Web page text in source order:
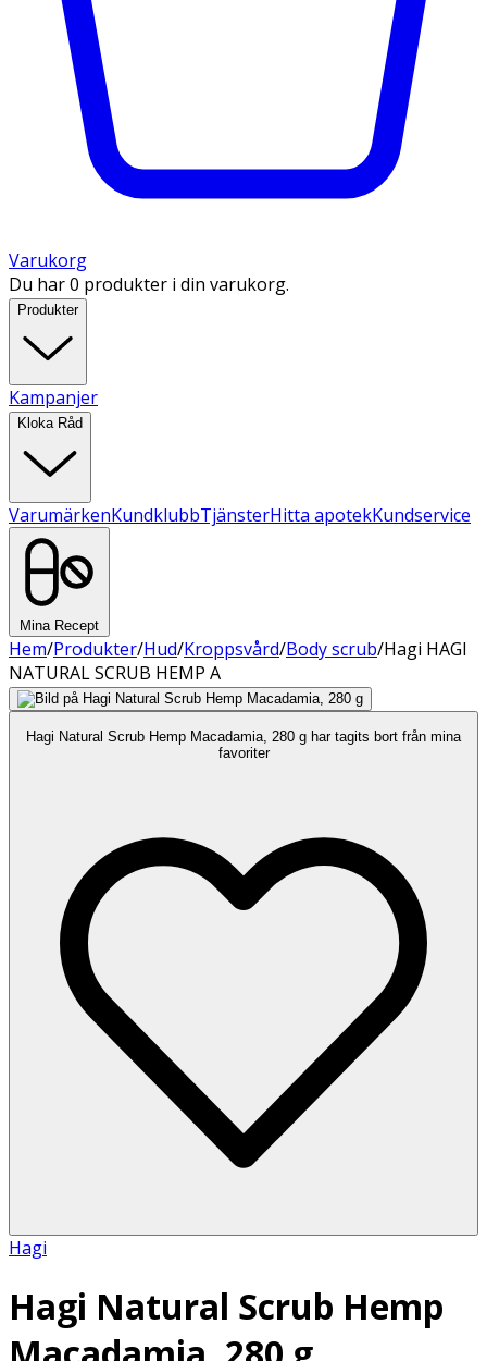
Varukorg
Du har 0 produkter i din varukorg.
Produkter
Kampanjer
Kloka Råd
VarumärkenKundklubbTjänsterHitta apotekKundservice
Mina Recept
Hem/Produkter/Hud/Kroppsvård/Body scrub/Hagi HAGI
NATURAL SCRUB HEMP A
Hagi Natural Scrub Hemp Macadamia, 280 g har tagits bort från mina
favoriter
Hagi
Hagi Natural Scrub Hemp